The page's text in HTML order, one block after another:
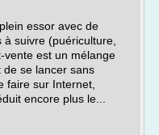
essor avec de
suivre (puériculture,
vente est un mélange
se lancer sans
faire sur Internet,
encore plus le...